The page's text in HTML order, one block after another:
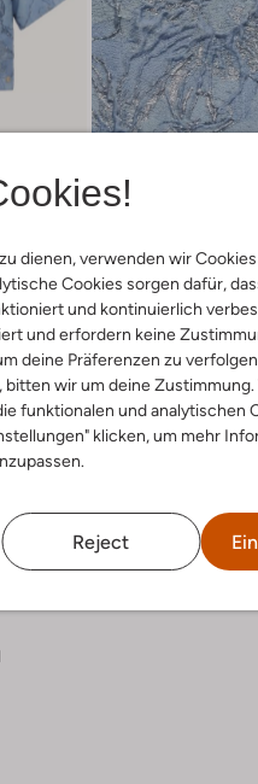
dienen, verwenden wir
Cookies sorgen dafür,
und kontinuierlich
und erfordern keine
deine Präferenzen zu
wir um deine Zustimmung.
funktionalen und analytischen
klicken, um mehr
Reject
&
&
Ord Sets
Vezels